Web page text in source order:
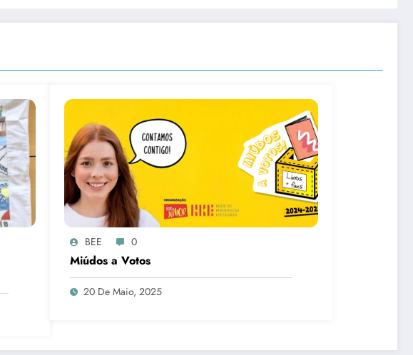
BEE 0
Miúdos a Votos
20 De Maio, 2025